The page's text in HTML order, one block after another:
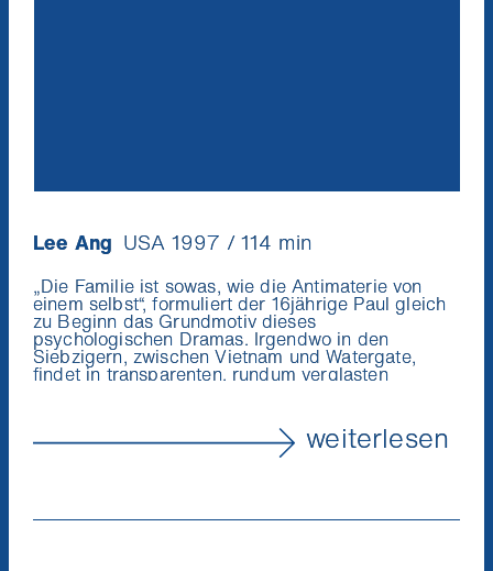
Lee Ang USA 1997 / 114 min
„Die Familie ist sowas, wie die Antimaterie von
einem selbst“, formuliert der 16jährige Paul gleich
zu Beginn das Grundmotiv dieses
psychologischen Dramas. Irgendwo in den
Siebzigern, zwischen Vietnam und Watergate,
findet in transparenten, rundum verglasten
in kühlen Tönen und langen Einstellungen:
Hollywood-Realismus at its best. (Mayaweiterlesen